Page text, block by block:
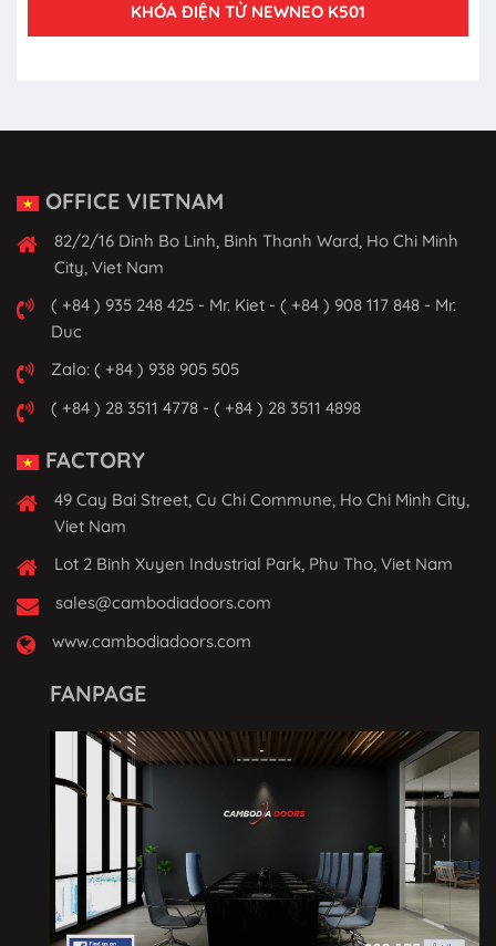
KHÓA ĐIỆN TỬ NEWNEO K501
OFFICE VIETNAM
82/2/16 Dinh Bo Linh, Binh Thanh Ward, Ho Chi Minh
City, Viet Nam
( +84 ) 935 248 425 - Mr. Kiet - ( +84 ) 908 117 848 - Mr.
Duc
Zalo: ( +84 ) 938 905 505
( +84 ) 28 3511 4778 - ( +84 ) 28 3511 4898
FACTORY
49 Cay Bai Street, Cu Chi Commune, Ho Chi Minh City,
Viet Nam
Lot 2 Binh Xuyen Industrial Park, Phu Tho, Viet Nam
sales@cambodiadoors.com
www.cambodiadoors.com
FANPAGE